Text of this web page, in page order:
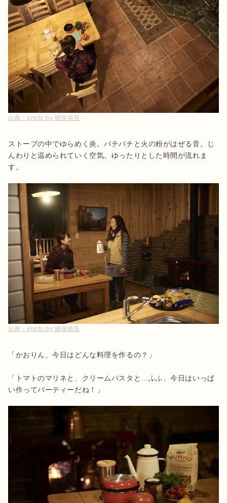
出典： photo by 猪俣慎吾
ストーブの中でゆらめく炎。パチパチと火の粉がはぜる音。じ
んわりと温められていく空気。ゆったりとした時間が流れま
す。
出典： photo by 猪俣慎吾
「かおりん、今日はどんな料理を作るの？」
「トマトのマリネと、クリームパスタと…ふふ、今日はいっぱ
い作ってパーティーだね！」